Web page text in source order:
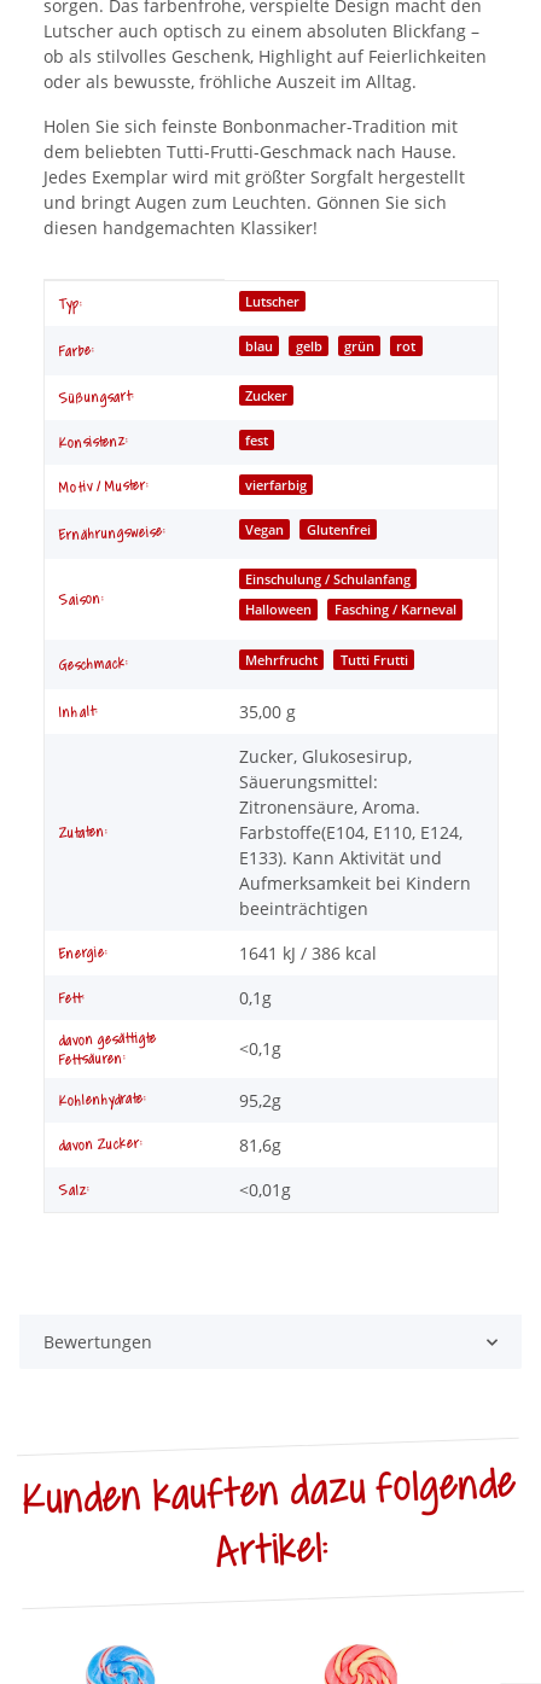
sorgen. Das farbenfrohe, verspielte Design macht den
Lutscher auch optisch zu einem absoluten Blickfang –
ob als stilvolles Geschenk, Highlight auf Feierlichkeiten
oder als bewusste, fröhliche Auszeit im Alltag.
Holen Sie sich feinste Bonbonmacher-Tradition mit
dem beliebten Tutti-Frutti-Geschmack nach Hause.
Jedes Exemplar wird mit größter Sorgfalt hergestellt
und bringt Augen zum Leuchten. Gönnen Sie sich
diesen handgemachten Klassiker!
Produkteigenschaft
Wert
Typ: Lutscher
Farbe: blau gelb grün rot
Süßungsart: Zucker
Konsistenz: fest
Motiv / Muster: vierfarbig
Ernährungsweise: Vegan Glutenfrei
Saison:
Einschulung / Schulanfang
Halloween
Fasching / Karneval
Geschmack: Mehrfrucht Tutti Frutti
Inhalt: 35,00 g
Zutaten:
Zucker, Glukosesirup,
Säuerungsmittel:
Zitronensäure, Aroma.
Farbstoffe(E104, E110, E124,
E133). Kann Aktivität und
Aufmerksamkeit bei Kindern
beeinträchtigen
Energie: 1641 kJ / 386 kcal
Fett: 0,1g
davon gesättigte
Fettsäuren:
<0,1g
Kohlenhydrate: 95,2g
davon Zucker: 81,6g
Salz: <0,01g
Bewertungen
Kunden kauften dazu folgende
Artikel: